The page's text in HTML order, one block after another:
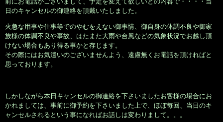
日のキャンセルの御連絡を頂戴いたしました。
火急な用事や仕事等でのやむをえない御事情、御自身の体調不良や御家
族様の体調不良や事故、はたまた大雨や台風などの気象状況でお越し頂
けない場合もあり得る事かと存じます。
その際にはお気遣いのございませんよう、遠慮無くお電話を頂ければと
思っております。
しかしながら本日キャンセルの御連絡を下さいましたお客様の場合にお
かれましては、事前に御予約を下さいました上で、ほぼ毎回、当日のキ
ャンセルされるという事になればお話しは変わりまして。。。